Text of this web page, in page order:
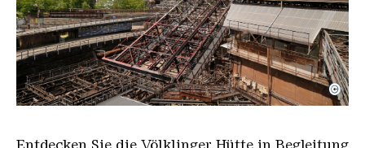
Der Erzschrägaufzug der Völklinger Hütte mit
Copyright: Weltkulturerbe Völklinger Hütte | Karl
©
Entdecken Sie die Völklinger Hütte in Begleitung